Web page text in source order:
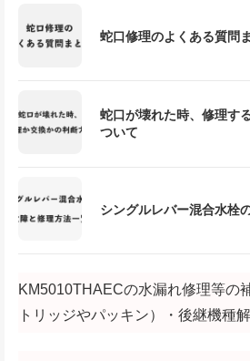
蛇口修理のよくある質問
蛇口が壊れた時、修理す
ついて
シングルレバー混合水栓
KM5010THAECの水漏れ修理等の
トリッジやパッキン）・後継機種